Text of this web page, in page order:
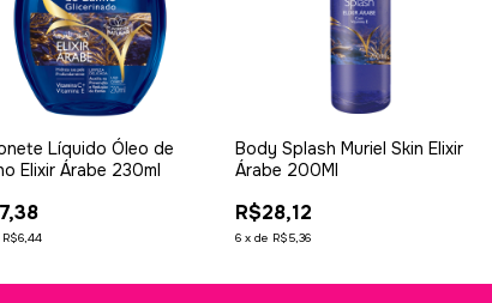
Líquido Óleo de
Elixir Árabe 230ml
R$6,44
Body Splash Muriel Skin Elixir
Árabe 200Ml
R$28,12
6 x de R$5,36